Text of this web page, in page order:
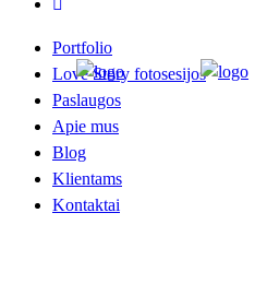
Portfolio
Love Story fotosesijos
Paslaugos
Apie mus
Blog
Klientams
Kontaktai